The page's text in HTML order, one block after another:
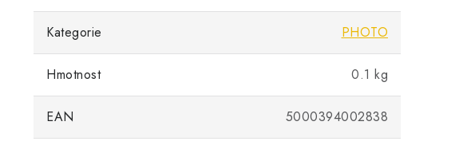
Kategorie PHOTO
Hmotnost 0.1 kg
EAN 5000394002838